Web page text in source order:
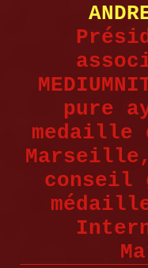
pure
conseil